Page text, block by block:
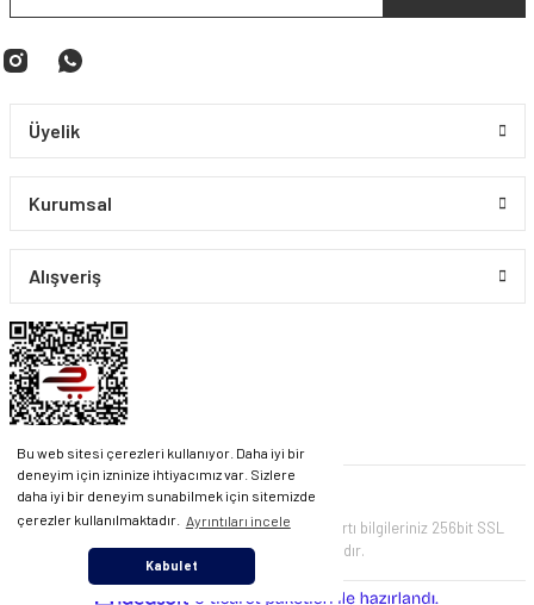
Bu web sitesi çerezleri kullanıyor. Daha iyi bir
deneyim için izninize ihtiyacımız var. Sizlere
daha iyi bir deneyim sunabilmek için sitemizde
çerezler kullanılmaktadır.
Ayrıntıları incele
Kabul et
Üyelik
Kurumsal
Alışveriş
© PIRLANTA CO. Tüm Hakları Saklıdır. Kredi kartı bilgileriniz 256bit SSL
sertifikası ile korunmaktadır.
ideasoft e-